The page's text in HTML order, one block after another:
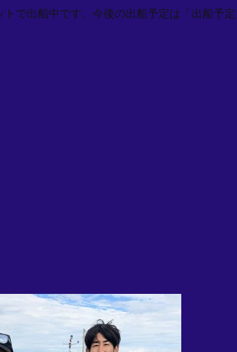
で出船中です。今後の出船予定は「出船予